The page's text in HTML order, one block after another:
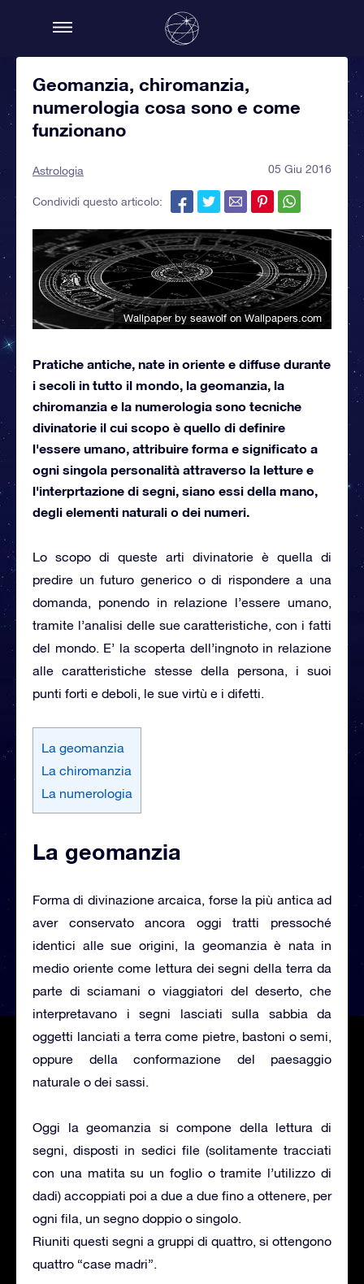
Geomanzia, chiromanzia,
numerologia cosa sono e come
funzionano
Astrologia 05 Giu 2016
Condividi questo articolo:
Wallpaper by seawolf on Wallpapers.com
Pratiche antiche, nate in oriente e diffuse durante
i secoli in tutto il mondo, la geomanzia, la
chiromanzia e la numerologia sono tecniche
divinatorie il cui scopo è quello di definire
l'essere umano, attribuire forma e significato a
ogni singola personalità attraverso la letture e
l'interprtazione di segni, siano essi della mano,
degli elementi naturali o dei numeri.
Lo scopo di queste arti divinatorie è quella di
predire un futuro generico o di rispondere a una
domanda, ponendo in relazione l’essere umano,
tramite l’analisi delle sue caratteristiche, con i fatti
del mondo. E’ la scoperta dell’ingnoto in relazione
alle caratteristiche stesse della persona, i suoi
punti forti e deboli, le sue virtù e i difetti.
La geomanzia
La chiromanzia
La numerologia
La geomanzia
Forma di divinazione arcaica, forse la più antica ad
aver conservato ancora oggi tratti pressoché
identici alle sue origini, la geomanzia è nata in
medio oriente come lettura dei segni della terra da
parte di sciamani o viaggiatori del deserto, che
interpretavano i segni lasciati sulla sabbia da
oggetti lanciati a terra come pietre, bastoni o semi,
oppure della conformazione del paesaggio
naturale o dei sassi.
Oggi la geomanzia si compone della lettura di
segni, disposti in sedici file (solitamente tracciati
con una matita su un foglio o tramite l’utilizzo di
dadi) accoppiati poi a due a due fino a ottenere, per
ogni fila, un segno doppio o singolo.
Riuniti questi segni a gruppi di quattro, si ottengono
quattro “case madri”.